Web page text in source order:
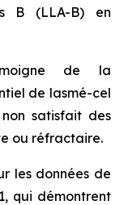
B (LLA-B) en
de la
de lasmé-cel
satisfait des
ou réfractaire.
les données de
qui démontrent